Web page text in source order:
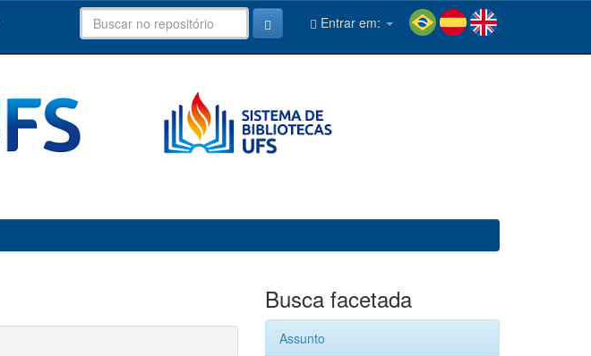
Entrar em:
Busca facetada
Assunto